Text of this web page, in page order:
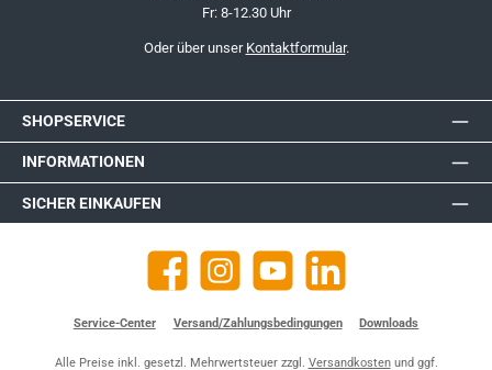
Fr: 8-12.30 Uhr
Oder über unser Kontaktformular.
SHOPSERVICE
INFORMATIONEN
SICHER EINKAUFEN
Facebook Instagram YouTube https://de.linkedin.com/company/
Service-Center Versand/Zahlungsbedingungen Downloads
Alle Preise inkl. gesetzl. Mehrwertsteuer zzgl. Versandkostenund ggf.